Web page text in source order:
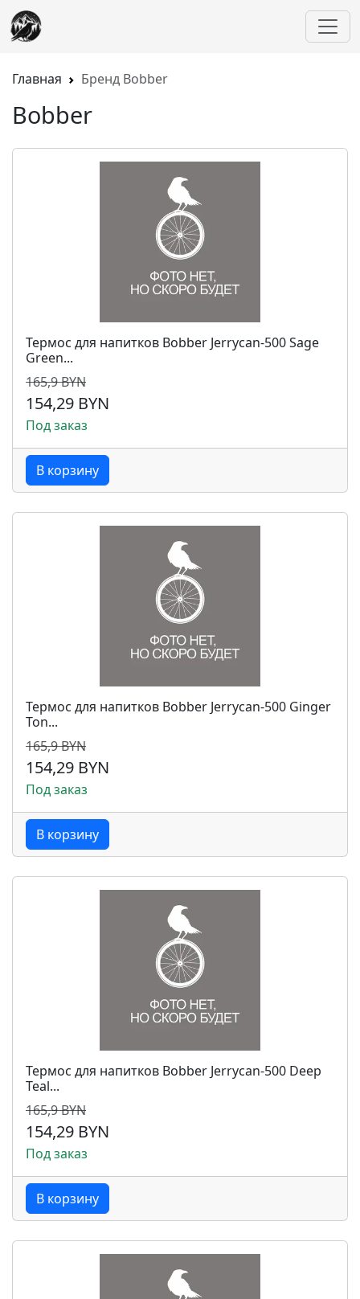
Главная Бренд Bobber
Bobber
Термос для напитков Bobber Jerrycan-500 Sage
Green...
165,9 BYN
154,29 BYN
Под заказ
В корзину
Термос для напитков Bobber Jerrycan-500 Ginger
Ton...
165,9 BYN
154,29 BYN
Под заказ
В корзину
Термос для напитков Bobber Jerrycan-500 Deep
Teal...
165,9 BYN
154,29 BYN
Под заказ
В корзину